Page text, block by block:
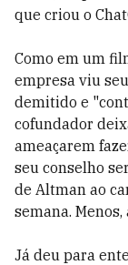
que criou o
Como em um
empresa viu
demitido e
cofundador
ameaçarem
seu conselho
de Altman ao
semana. Menos,
Já deu para